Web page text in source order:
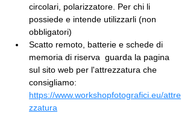
circolari, polarizzatore. Per chi li
possiede e intende utilizzarli (non
obbligatori)
Scatto remoto, batterie e schede di
memoria di riserva  guarda la pagina
sul sito web per l'attrezzatura che
consigliamo:
https://www.workshopfotografici.eu/attre
zzatura